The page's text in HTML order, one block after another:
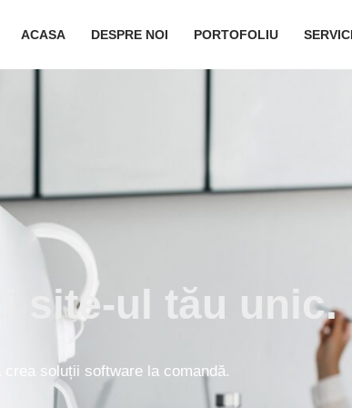
ACASA DESPRE NOI PORTOFOLIU SERVICII
site-ul tău unic.
soluții software la comandă.